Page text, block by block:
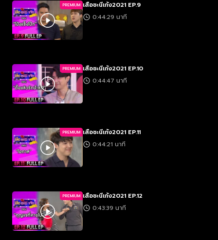
PREMIUM เสือชะนีเก้ง2021 EP.9
0:44:29 นาที
PREMIUM เสือชะนีเก้ง2021 EP.10
0:44:47 นาที
PREMIUM เสือชะนีเก้ง2021 EP.11
0:44:21 นาที
PREMIUM เสือชะนีเก้ง2021 EP.12
0:43:39 นาที